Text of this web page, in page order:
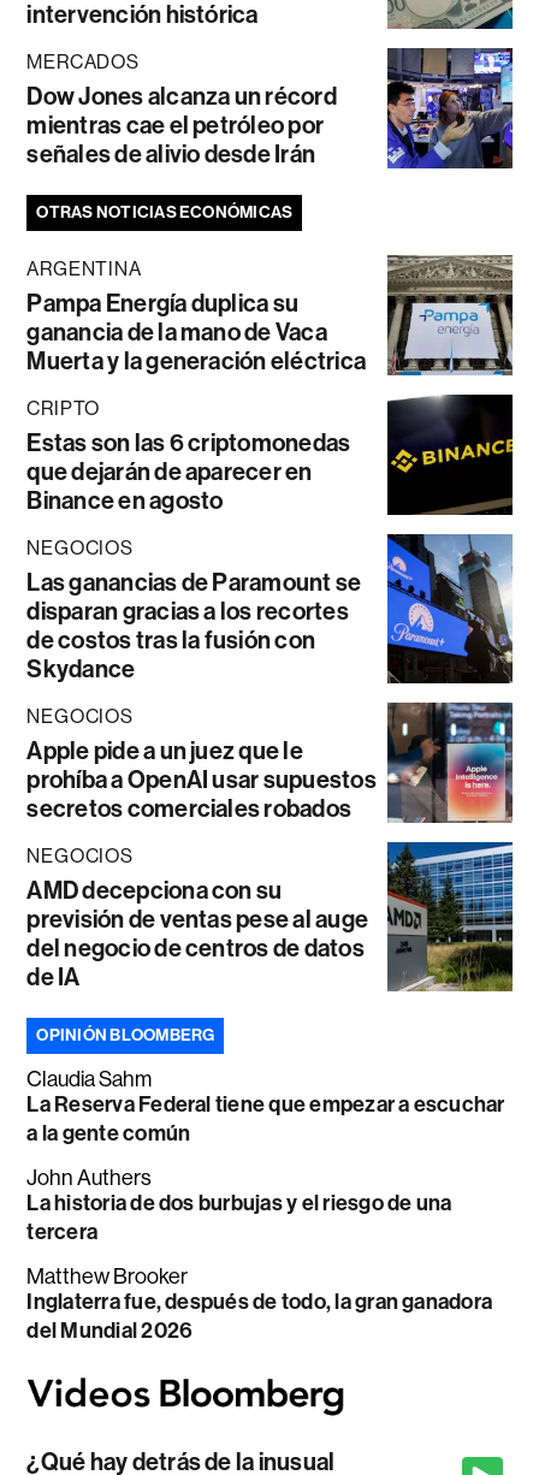
intervención histórica
MERCADOS
Dow Jones alcanza un récord
mientras cae el petróleo por
señales de alivio desde Irán
OTRAS NOTICIAS ECONÓMICAS
ARGENTINA
Pampa Energía duplica su
ganancia de la mano de Vaca
Muerta y la generación eléctrica
CRIPTO
Estas son las 6 criptomonedas
que dejarán de aparecer en
Binance en agosto
NEGOCIOS
Las ganancias de Paramount se
disparan gracias a los recortes
de costos tras la fusión con
Skydance
NEGOCIOS
Apple pide a un juez que le
prohíba a OpenAI usar supuestos
secretos comerciales robados
NEGOCIOS
AMD decepciona con su
previsión de ventas pese al auge
del negocio de centros de datos
de IA
OPINIÓN BLOOMBERG
Claudia Sahm
La Reserva Federal tiene que empezar a escuchar
a la gente común
John Authers
La historia de dos burbujas y el riesgo de una
tercera
Matthew Brooker
Inglaterra fue, después de todo, la gran ganadora
del Mundial 2026
¿Qué hay detrás de la inusual